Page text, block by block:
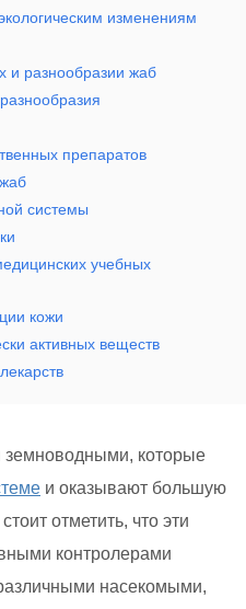
изменениям
и разнообразии жаб
препаратов
системы
учебных
кожи
активных веществ
которые
и оказывают большую
отметить, что эти
контролерами
насекомыми,